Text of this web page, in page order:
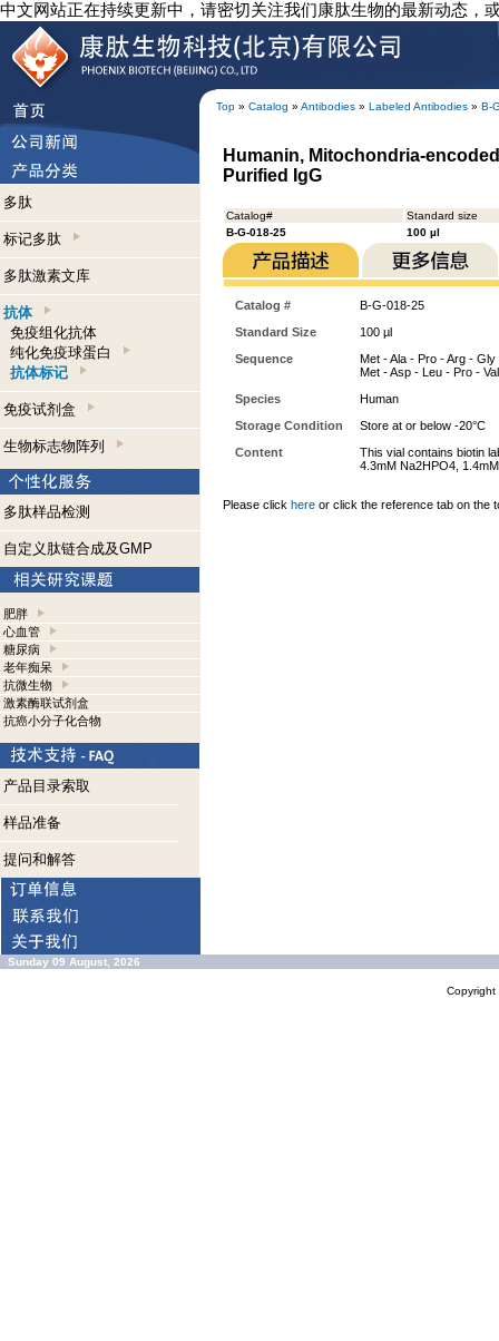
中文网站正在持续更新中，请密切关注我们康肽生物的最新动态，
Top » Catalog » Antibodies » Labeled Antibodies » B-
多肽
标记多肽
多肽激素文库
抗体
免疫组化抗体
纯化免疫球蛋白
抗体标记
免疫试剂盒
生物标志物阵列
多肽样品检测
自定义肽链合成及GMP
肥胖
心血管
糖尿病
老年痴呆
抗微生物
激素酶联试剂盒
抗癌小分子化合物
产品目录索取
样品准备
提问和解答
Humanin, Mitochondria-
Purified IgG
Catalog#
Standard size
B-G-018-25
100 µl
Catalog #
B-G-018-25
Standard Size
100 µl
Sequence
Met - Ala - Pro - Arg -
Met - Asp - Leu - Pro -
Species
Human
Storage Condition
Store at or below -20°C
Content
This vial contains biotin
4.3mM Na2HPO4,
Please click here or click the reference tab on the
Sunday 09 August, 2026